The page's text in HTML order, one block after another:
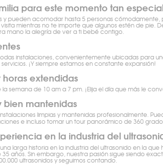
para este momento tan
y pueden acomodar hasta 5 personas
mientras no te importe que algunos estén de pie.
mano la alegría de ver a ti bebé contigo.
instalaciones, convenientemente ubicadas para
¡Y siempre estamos en constante expansión!
extendidas
la semana de 10 am a 7 pm. ¡Elija el día que más le
bien mantenidas
limpias y mantenidas profesionalmente.
e incluso tomar un tour panorámico de 360
en la industria del
larga historia en la industria del ultrasonido en la
años. Sin embargo, nuestra pasión sigue siendo
ultrasonidos y seguimos contando.